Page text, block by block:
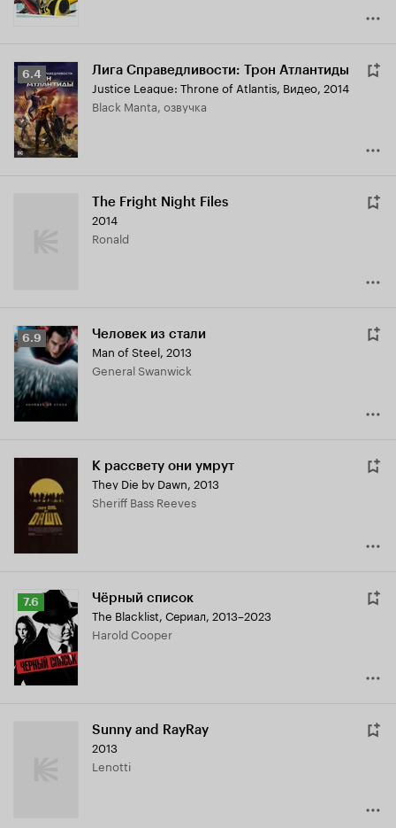
Рейтинг
Кинопоиска
6.4
6.4 Лига Справедливости: Трон Атлантиды
Justice League: Throne of Atlantis, Видео, 2014
Black Manta, озвучка
The Fright Night Files
2014
Ronald
Рейтинг
Кинопоиска
6.9
6.9 Человек из стали
Man of Steel, 2013
General Swanwick
К рассвету они умрут
They Die by Dawn, 2013
Sheriff Bass Reeves
Рейтинг
Кинопоиска
7.6
7.6 Чёрный список
The Blacklist, Сериал, 2013–2023
Harold Cooper
Sunny and RayRay
2013
Lenotti